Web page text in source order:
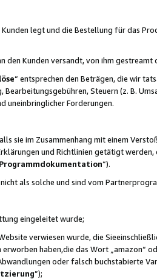
legt und die Bestellung für das
Kunden versandt, von ihm gestreamt
“ entsprechen den Beträgen, die wir
Steuern (z. B.
uneinbringlicher Forderungen.
sie im Zusammenhang mit einem
und Richtlinien getätigt
Programmdokumentation“).
als solche und sind vom
eingeleitet wurde;
verwiesen wurde, die
haben,die das Wort „amazon“
oder falsch buchstabierte
”);